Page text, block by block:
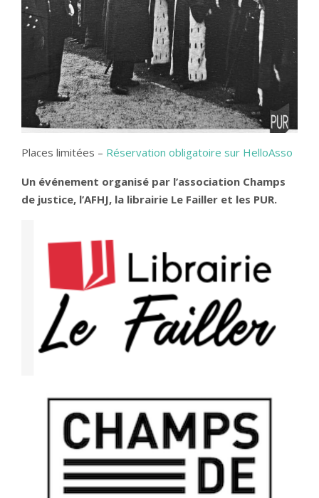
Places limitées – Réservation obligatoire sur HelloAsso
Un événement organisé par l’association Champs
de justice, l’AFHJ, la librairie Le Failler et les PUR.